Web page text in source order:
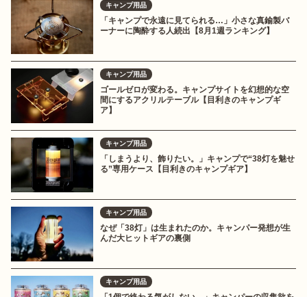
キャンプ用品
「キャンプで永遠に見てられる…」小さな真鍮製バ
ーナーに陶酔する人続出【8月1週ランキング】
キャンプ用品
ゴールゼロが変わる。キャンプサイトを幻想的な空
間にするアクリルテーブル【目利きのキャンプギ
ア】
キャンプ用品
「しまうより、飾りたい。」キャンプで“38灯を魅せ
る”専用ケース【目利きのキャンプギア】
キャンプ用品
なぜ「38灯」は生まれたのか。キャンパー発想が生
んだ大ヒットギアの裏側
キャンプ用品